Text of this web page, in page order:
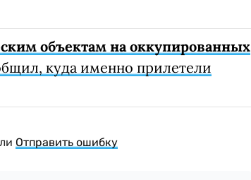
объектам на оккупированных
куда именно прилетели
Отправить ошибку